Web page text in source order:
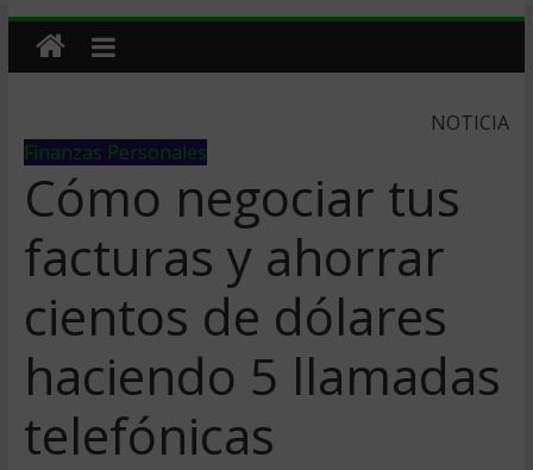
NOTICIA
Finanzas Personales
Cómo negociar tus
facturas y ahorrar
cientos de dólares
haciendo 5 llamadas
telefónicas